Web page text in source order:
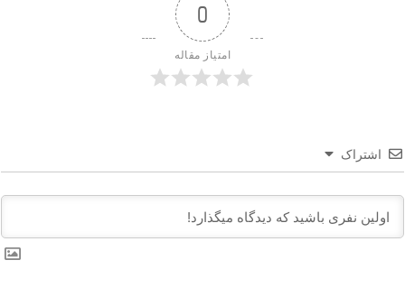
0
امتیاز مقاله
اشتراک